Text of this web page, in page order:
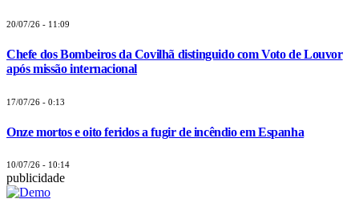
20/07/26 - 11:09
Chefe dos Bombeiros da Covilhã distinguido com Voto de Louvor
após missão internacional
17/07/26 - 0:13
Onze mortos e oito feridos a fugir de incêndio em Espanha
10/07/26 - 10:14
publicidade